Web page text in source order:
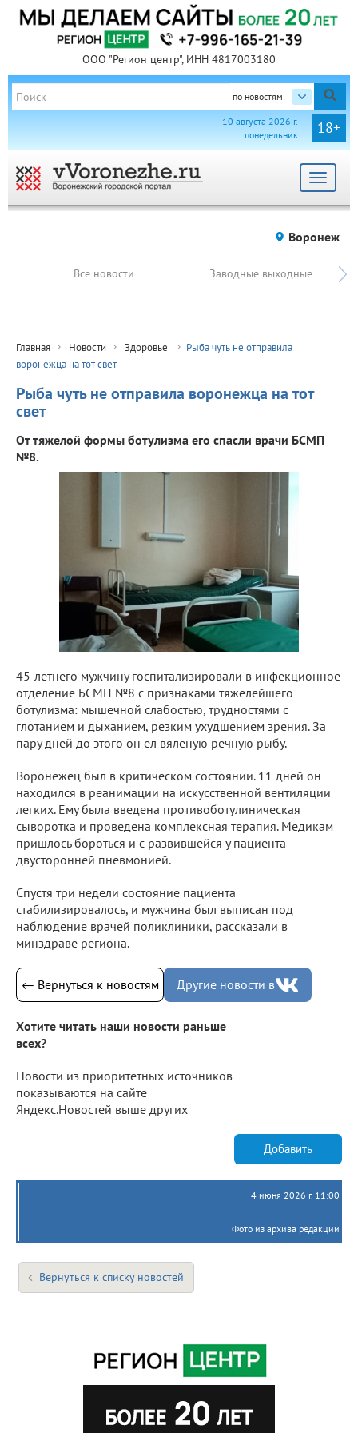
ООО "Регион центр", ИНН 4817003180
по новостям
18+
10 августа 2026 г.
понедельник
Toggle
Воронеж
Все новости Заводные выходные
Главная Новости Здоровье
Рыба чуть не отправила
воронежца на тот свет
Рыба чуть не отправила воронежца на тот
свет
От тяжелой формы ботулизма его спасли врачи БСМП
№8.
45-летнего мужчину госпитализировали в инфекционное
отделение БСМП №8 с признаками тяжелейшего
ботулизма: мышечной слабостью, трудностями с
глотанием и дыханием, резким ухудшением зрения. За
пару дней до этого он ел вяленую речную рыбу.
Воронежец был в критическом состоянии. 11 дней он
находился в реанимации на искусственной вентиляции
легких. Ему была введена противоботулиническая
сыворотка и проведена комплексная терапия. Медикам
пришлось бороться и с развившейся у пациента
двусторонней пневмонией.
Спустя три недели состояние пациента
стабилизировалось, и мужчина был выписан под
наблюдение врачей поликлиники, рассказали в
минздраве региона.
← Вернуться к новостям Другие новости в
Хотите читать наши новости раньше
всех?
Новости из приоритетных источников
показываются на сайте
Яндекс.Новостей выше других
Добавить
4 июня 2026 г. 11:00
Фото из архива редакции
Вернуться к списку новостей